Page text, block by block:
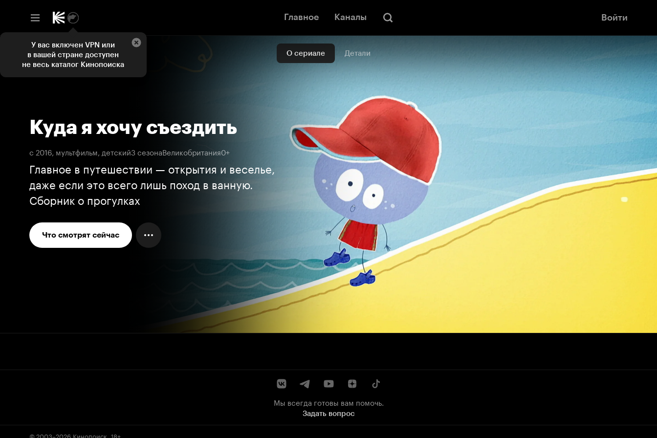
Главное Каналы Войти
О сериале Детали
Куда я хочу съездить
с 2016, мультфильм, детский3 сезонаВеликобритания0+
Главное в путешествии — открытия и веселье,
даже если это всего лишь поход в ванную.
Сборник о прогулках
Что смотрят сейчас
Мы всегда готовы вам помочь.
Задать вопрос
© 2003–2026 Кинопоиск 18+
У вас включен VPN или
в вашей стране доступен
не весь каталог Кинопоиска